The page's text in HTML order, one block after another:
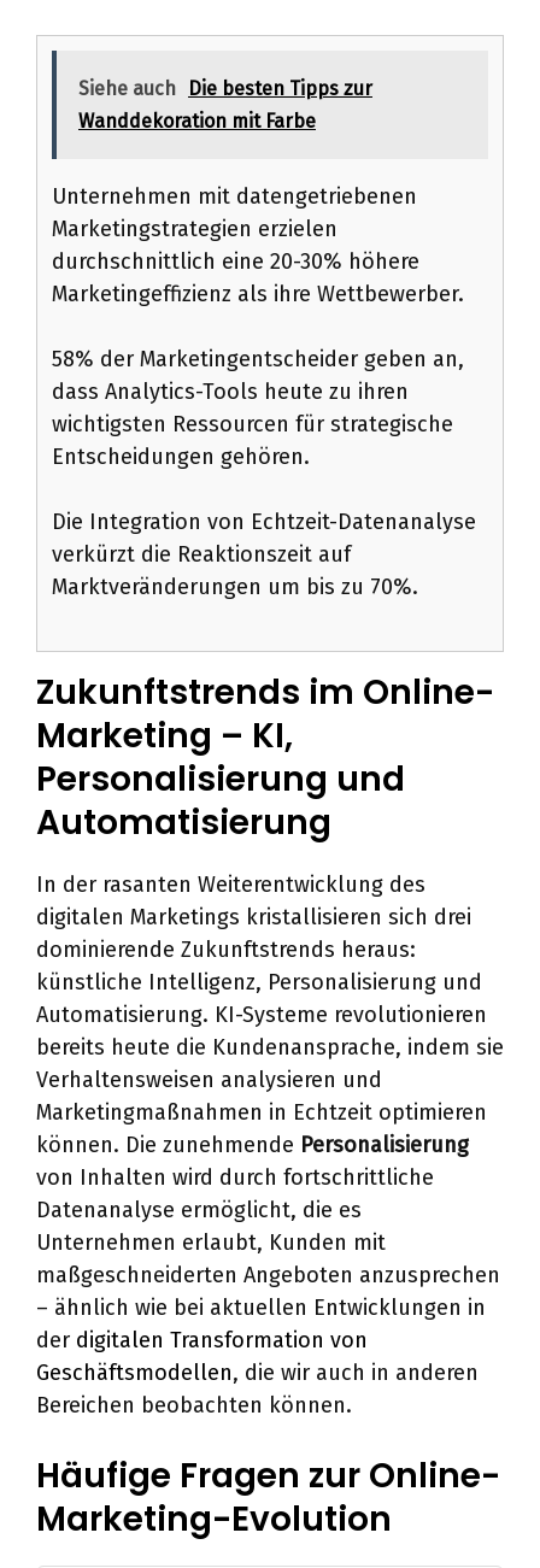
Siehe auch
Die besten Tipps zur
Wanddekoration mit Farbe
Unternehmen mit datengetriebenen
Marketingstrategien erzielen
durchschnittlich eine 20-30% höhere
Marketingeffizienz als ihre Wettbewerber.
58% der Marketingentscheider geben an,
dass Analytics-Tools heute zu ihren
wichtigsten Ressourcen für strategische
Entscheidungen gehören.
Die Integration von Echtzeit-Datenanalyse
verkürzt die Reaktionszeit auf
Marktveränderungen um bis zu 70%.
Zukunftstrends im Online-
Marketing – KI,
Personalisierung und
Automatisierung
In der rasanten Weiterentwicklung des
digitalen Marketings kristallisieren sich drei
dominierende Zukunftstrends heraus:
künstliche Intelligenz, Personalisierung und
Automatisierung. KI-Systeme revolutionieren
bereits heute die Kundenansprache, indem sie
Verhaltensweisen analysieren und
Marketingmaßnahmen in Echtzeit optimieren
können. Die zunehmende Personalisierung
von Inhalten wird durch fortschrittliche
Datenanalyse ermöglicht, die es
Unternehmen erlaubt, Kunden mit
maßgeschneiderten Angeboten anzusprechen
– ähnlich wie bei aktuellen Entwicklungen in
der digitalen Transformation von
Geschäftsmodellen, die wir auch in anderen
Bereichen beobachten können.
Häufige Fragen zur Online-
Marketing-Evolution